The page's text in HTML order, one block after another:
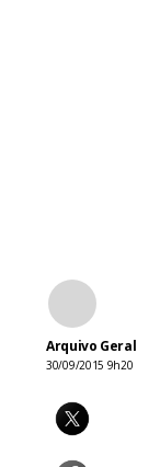
Arquivo Geral
30/09/2015 9h20